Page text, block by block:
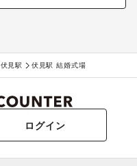
伏見駅 伏見駅 結婚式場
ログイン